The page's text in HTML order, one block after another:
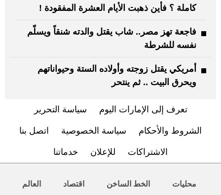
كاملة ؟ فأين ذهبت الأيام العشرة المفقودة !
فاجعة تهز مصر.. شاب يقتل والدته شنقاً ويسلّم
نفسه للشرطة
أمريكي يقتل زوجته وأولاده الستة وحيواناتهم
ويحرق البيت .. ثم ينتحر
تعرف إلى الإمارات اليوم سياسة التحرير
الشروط والأحكام سياسة الخصوصية اتصل بنا
الاشتراكات للإعلان خدماتنا
محليات الخط الساخن اقتصاد العالم